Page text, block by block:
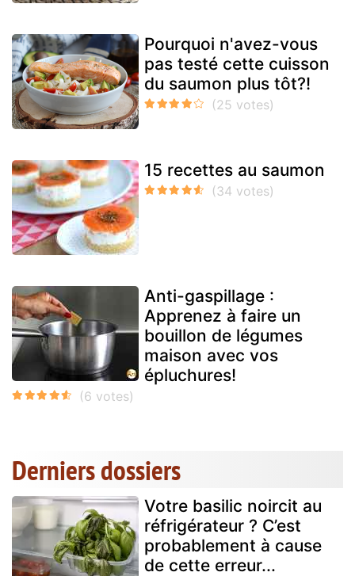
Pourquoi n'avez-vous
pas testé cette cuisson
du saumon plus tôt?!
15 recettes au saumon
Anti-gaspillage :
Apprenez à faire un
bouillon de légumes
maison avec vos
épluchures!
Derniers dossiers
Votre basilic noircit au
réfrigérateur ? C’est
probablement à cause
de cette erreur...